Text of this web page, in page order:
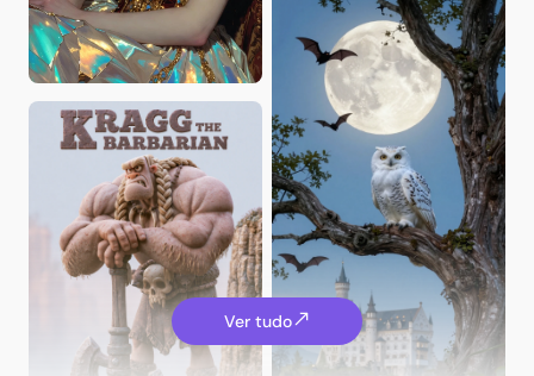
JennyCG
Rossman64
Cozy_Chris
Zili
Ver tudo
Brane Frankovic